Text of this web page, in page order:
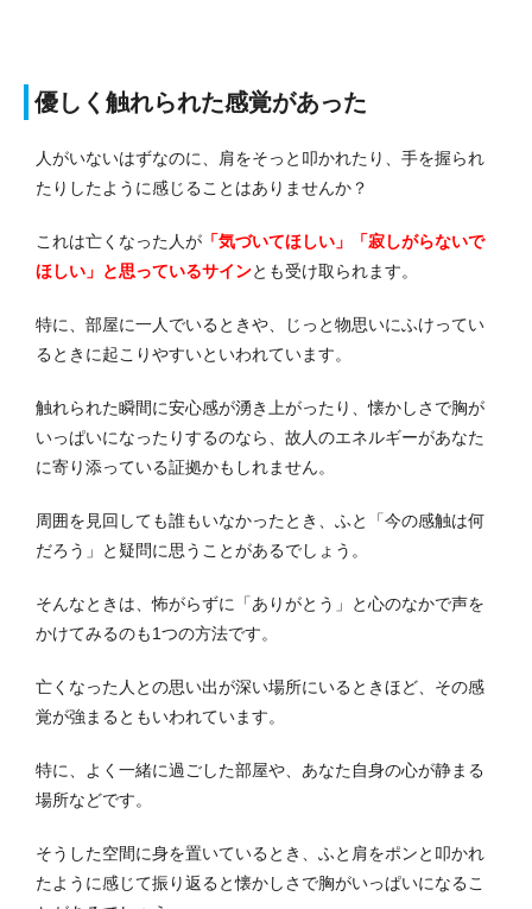
優しく触れられた感覚があった
人がいないはずなのに、肩をそっと叩かれたり、手を握られ
たりしたように感じることはありませんか？
これは亡くなった人が 「気づいてほしい」「寂しがらないで
ほしい」と思っているサインとも受け取られます。
特に、部屋に一人でいるときや、じっと物思いにふけってい
るときに起こりやすいといわれています。
触れられた瞬間に安心感が湧き上がったり、懐かしさで胸が
いっぱいになったりするのなら、故人のエネルギーがあなた
に寄り添っている証拠かもしれません。
周囲を見回しても誰もいなかったとき、ふと「今の感触は何
だろう」と疑問に思うことがあるでしょう。
そんなときは、怖がらずに「ありがとう」と心のなかで声を
かけてみるのも1つの方法です。
亡くなった人との思い出が深い場所にいるときほど、その感
覚が強まるともいわれています。
特に、よく一緒に過ごした部屋や、あなた自身の心が静まる
場所などです。
そうした空間に身を置いているとき、ふと肩をポンと叩かれ
たように感じて振り返ると懐かしさで胸がいっぱいになるこ